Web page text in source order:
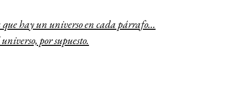
hay un universo en cada párrafo…
por supuesto.